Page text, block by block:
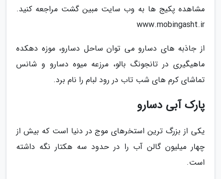
مشاهده پکیج ها به وب سایت مبین گشت مراجعه کنید.
www.mobingasht.ir
از جاذبه های دسارو می توان ساحل دسارو، موزه دهکده
ماهیگیری در تانجونگ بالو، مرزعه میوه دسارو و شانس
تماشای کرم های شب تاب در رود لبام را نام برد.
پارک آبی دسارو
یکی از بزرگ ترین استخرهای موج در دنیا است که بیش از
چهار میلیون گالن آب را در حدود سه هکتار نگه داشته
است.